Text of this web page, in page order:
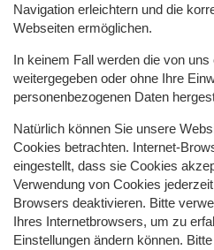
Navigation erleichtern und die
Webseiten ermöglichen.
In keinem Fall werden die von
weitergegeben oder ohne Ihre
personenbezogenen Daten
Natürlich können Sie unsere
Cookies betrachten. Internet-
eingestellt, dass sie Cookies
Verwendung von Cookies
Browsers deaktivieren. Bitte
Ihres Internetbrowsers, um zu
Einstellungen ändern können.